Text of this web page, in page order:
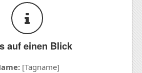
auf einen Blick
[Tagname]